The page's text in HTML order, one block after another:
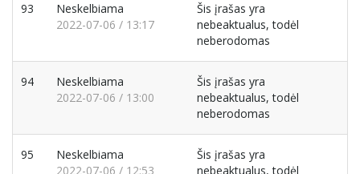
93
Neskelbiama
2022-07-06 / 13:17
Šis įrašas yra
nebeaktualus, todėl
neberodomas
94
Neskelbiama
2022-07-06 / 13:00
Šis įrašas yra
nebeaktualus, todėl
neberodomas
95
Neskelbiama
2022-07-06 / 12:53
Šis įrašas yra
nebeaktualus, todėl